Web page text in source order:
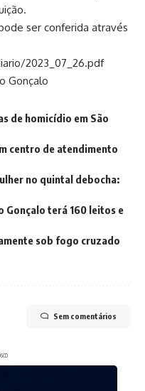
ser conferida através
2023_07_26.pdf
Gonçalo
de homicídio em São
centro de atendimento
no quintal debocha:
Gonçalo terá 160 leitos e
sob fogo cruzado
Sem comentários